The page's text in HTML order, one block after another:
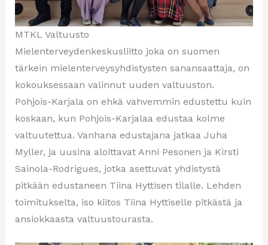
MTKL Valtuusto
Mielenterveydenkeskusliitto joka on suomen
tärkein mielenterveysyhdistysten sanansaattaja, on
kokouksessaan valinnut uuden valtuuston.
Pohjois-Karjala on ehkä vahvemmin edustettu kuin
koskaan, kun Pohjois-Karjalaa edustaa kolme
valtuutettua. Vanhana edustajana jatkaa Juha
Myller, ja uusina aloittavat Anni Pesonen ja Kirsti
Sainola-Rodrigues, jotka asettuvat yhdistystä
pitkään edustaneen Tiina Hyttisen tilalle. Lehden
toimitukselta, iso kiitos Tiina Hyttiselle pitkästä ja
ansiokkaasta valtuustourasta.